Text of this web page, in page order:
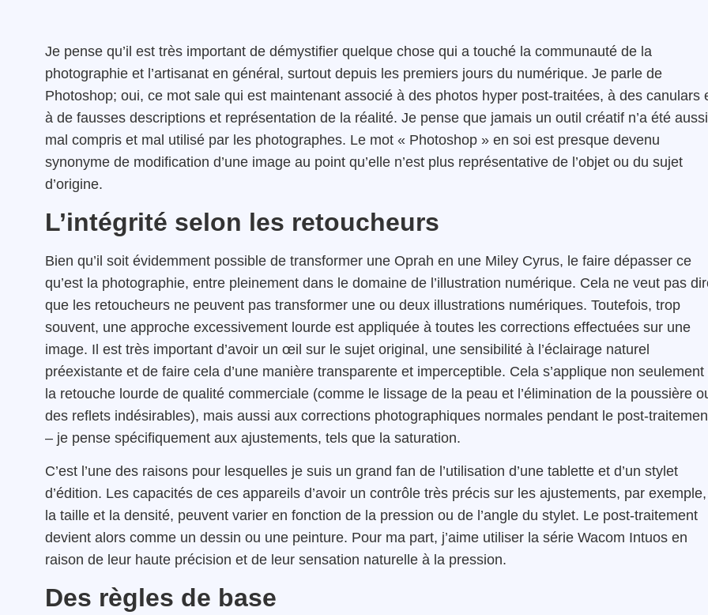
Je pense qu’il est très important de démystifier quelque chose qui a touché la communauté de la
photographie et l’artisanat en général, surtout depuis les premiers jours du numérique. Je parle de
Photoshop; oui, ce mot sale qui est maintenant associé à des photos hyper post-traitées, à des canulars
à de fausses descriptions et représentation de la réalité. Je pense que jamais un outil créatif n’a été aussi
mal compris et mal utilisé par les photographes. Le mot « Photoshop » en soi est presque devenu
synonyme de modification d’une image au point qu’elle n’est plus représentative de l’objet ou du sujet
d’origine.
L’intégrité selon les retoucheurs
Bien qu’il soit évidemment possible de transformer une Oprah en une Miley Cyrus, le faire dépasser ce
qu’est la photographie, entre pleinement dans le domaine de l’illustration numérique. Cela ne veut pas
que les retoucheurs ne peuvent pas transformer une ou deux illustrations numériques. Toutefois, trop
souvent, une approche excessivement lourde est appliquée à toutes les corrections effectuées sur une
image. Il est très important d’avoir un œil sur le sujet original, une sensibilité à l’éclairage naturel
préexistante et de faire cela d’une manière transparente et imperceptible. Cela s’applique non seulement
la retouche lourde de qualité commerciale (comme le lissage de la peau et l’élimination de la poussière
des reflets indésirables), mais aussi aux corrections photographiques normales pendant le post-
– je pense spécifiquement aux ajustements, tels que la saturation.
C’est l’une des raisons pour lesquelles je suis un grand fan de l’utilisation d’une tablette et d’un stylet
d’édition. Les capacités de ces appareils d’avoir un contrôle très précis sur les ajustements, par exemple,
la taille et la densité, peuvent varier en fonction de la pression ou de l’angle du stylet. Le post-traitement
devient alors comme un dessin ou une peinture. Pour ma part, j’aime utiliser la série Wacom Intuos en
raison de leur haute précision et de leur sensation naturelle à la pression.
Des règles de base